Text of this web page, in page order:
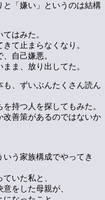
と「嫌い」というのは結構
はみた。
て止まらなくなり。
自己嫌悪。
ま、放り出してた。
、ずいぶんたくさん読ん
持つ人を探してもみた。
改善策があるのではないか
う家族構成でやってき
いた私と、
をした母親が、